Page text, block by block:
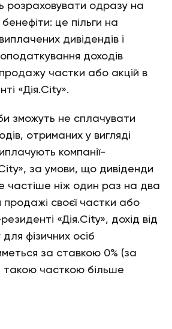
розраховувати одразу на
це пільги на
дивідендів і
доходів
частки або акцій в
«Дія.City».
зможуть не сплачувати
отриманих у вигляді
компанії-
за умови, що дивіденди
частіше ніж один раз на два
своєї частки або
«Дія.City», дохід від
фізичних осіб
за ставкою 0% (за
такою часткою більше